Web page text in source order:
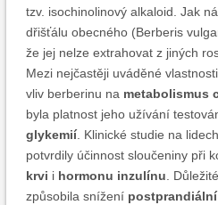
tzv. isochinolinový alkaloid. Jak
dřišťálu obecného (Berberis
že jej nelze extrahovat z jiných
Mezi nejčastěji uváděné
vliv berberinu na metabolismus
byla platnost jeho užívání
glykemií. Klinické studie na
potvrdily účinnost sloučeniny při
krvi i hormonu inzulínu .
způsobila snížení